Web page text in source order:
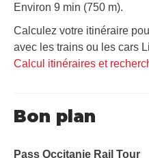
Environ 9 min (750 m).
Calculez votre itinéraire
avec les trains ou les cars
Calcul itinéraires et
Bon plan
Pass Occitanie Rail Tour​